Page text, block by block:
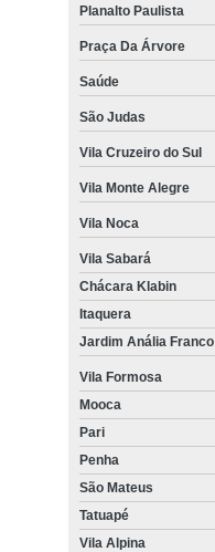
Planalto Paulista
Praça Da Árvore
Saúde
São Judas
Vila Cruzeiro do Sul
Vila Monte Alegre
Vila Noca
Vila Sabará
Chácara Klabin
Itaquera
Jardim Anália Franco
Vila Formosa
Mooca
Pari
Penha
São Mateus
Tatuapé
Vila Alpina